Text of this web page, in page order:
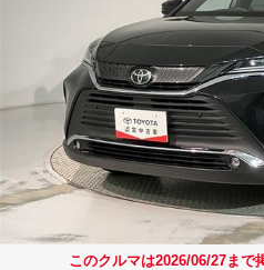
このクルマは2026/06/27まで